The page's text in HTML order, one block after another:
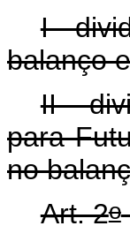
I -
balanço
II -
para
no
Art. 2o